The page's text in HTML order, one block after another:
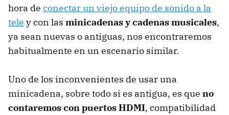
hora de conectar un viejo equipo de sonido a la
tele y con las minicadenas y cadenas musicales,
ya sean nuevas o antiguas, nos encontraremos
habitualmente en un escenario similar.
Uno de los inconvenientes de usar una
minicadena, sobre todo si es antigua, es que no
contaremos con puertos HDMI, compatibilidad